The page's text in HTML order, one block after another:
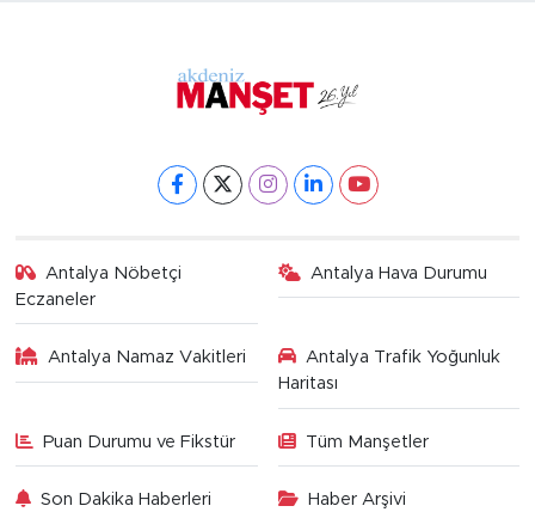
Antalya Nöbetçi
Eczaneler
Antalya Hava Durumu
Antalya Namaz Vakitleri
Antalya Trafik Yoğunluk
Haritası
Puan Durumu ve Fikstür Tüm Manşetler
Son Dakika Haberleri Haber Arşivi